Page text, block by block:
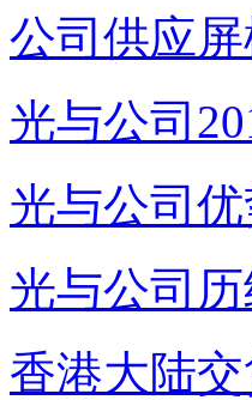
公司供应
光与公司
光与公司
光与公司
香港大陆